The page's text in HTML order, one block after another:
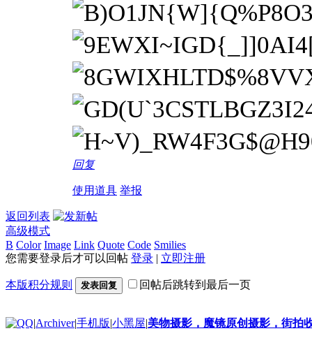
回复
使用道具 举报
返回列表
高级模式
B Color Image Link Quote Code Smilies
您需要登录后才可以回帖 登录 | 立即注册
本版积分规则 发表回复 回帖后跳转到最后一页
|Archiver|手机版|小黑屋|美物摄影，魔镜原创摄影，街拍